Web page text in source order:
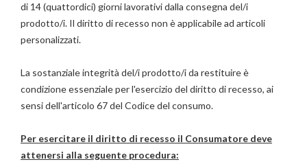
di 14 (quattordici) giorni lavorativi dalla consegna del/i
prodotto/i. Il diritto di recesso non è applicabile ad articoli
personalizzati.
La sostanziale integrità del/i prodotto/i da restituire è
condizione essenziale per l'esercizio del diritto di recesso, ai
sensi dell'articolo 67 del Codice del consumo.
Per esercitare il diritto di recesso il Consumatore deve
attenersi alla seguente procedura: